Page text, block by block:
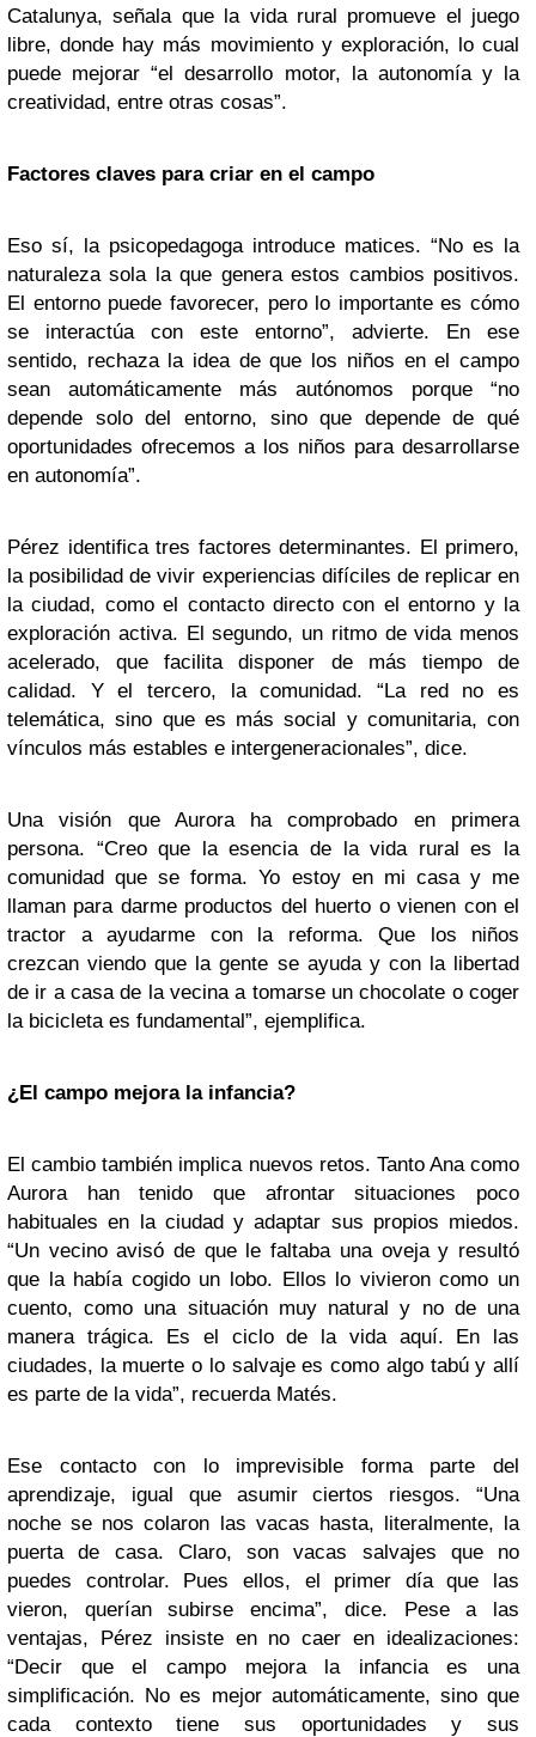
Catalunya, señala que la vida rural promueve el juego
libre, donde hay más movimiento y exploración, lo cual
puede mejorar “el desarrollo motor, la autonomía y la
creatividad, entre otras cosas”.
Factores claves para criar en el campo
Eso sí, la psicopedagoga introduce matices. “No es la
naturaleza sola la que genera estos cambios positivos.
El entorno puede favorecer, pero lo importante es cómo
se interactúa con este entorno”, advierte. En ese
sentido, rechaza la idea de que los niños en el campo
sean automáticamente más autónomos porque “no
depende solo del entorno, sino que depende de qué
oportunidades ofrecemos a los niños para desarrollarse
en autonomía”.
Pérez identifica tres factores determinantes. El primero,
la posibilidad de vivir experiencias difíciles de replicar en
la ciudad, como el contacto directo con el entorno y la
exploración activa. El segundo, un ritmo de vida menos
acelerado, que facilita disponer de más tiempo de
calidad. Y el tercero, la comunidad. “La red no es
telemática, sino que es más social y comunitaria, con
vínculos más estables e intergeneracionales”, dice.
Una visión que Aurora ha comprobado en primera
persona. “Creo que la esencia de la vida rural es la
comunidad que se forma. Yo estoy en mi casa y me
llaman para darme productos del huerto o vienen con el
tractor a ayudarme con la reforma. Que los niños
crezcan viendo que la gente se ayuda y con la libertad
de ir a casa de la vecina a tomarse un chocolate o coger
la bicicleta es fundamental”, ejemplifica.
¿El campo mejora la infancia?
El cambio también implica nuevos retos. Tanto Ana como
Aurora han tenido que afrontar situaciones poco
habituales en la ciudad y adaptar sus propios miedos.
“Un vecino avisó de que le faltaba una oveja y resultó
que la había cogido un lobo. Ellos lo vivieron como un
cuento, como una situación muy natural y no de una
manera trágica. Es el ciclo de la vida aquí. En las
ciudades, la muerte o lo salvaje es como algo tabú y allí
es parte de la vida”, recuerda Matés.
Ese contacto con lo imprevisible forma parte del
aprendizaje, igual que asumir ciertos riesgos. “Una
noche se nos colaron las vacas hasta, literalmente, la
puerta de casa. Claro, son vacas salvajes que no
puedes controlar. Pues ellos, el primer día que las
vieron, querían subirse encima”, dice. Pese a las
ventajas, Pérez insiste en no caer en idealizaciones:
“Decir que el campo mejora la infancia es una
simplificación. No es mejor automáticamente, sino que
cada contexto tiene sus oportunidades y sus